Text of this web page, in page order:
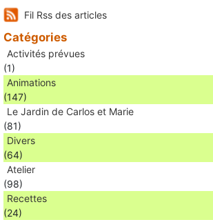
Fil Rss des articles
Catégories
Activités prévues
(1)
Animations
(147)
Le Jardin de Carlos et Marie
(81)
Divers
(64)
Atelier
(98)
Recettes
(24)